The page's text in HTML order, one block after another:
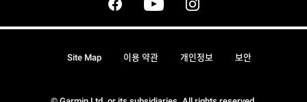
Site Map 이용 약관 개인정보 보안